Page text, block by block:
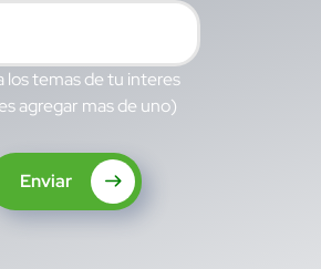
los temas de tu interes
agregar mas de uno)
Enviar